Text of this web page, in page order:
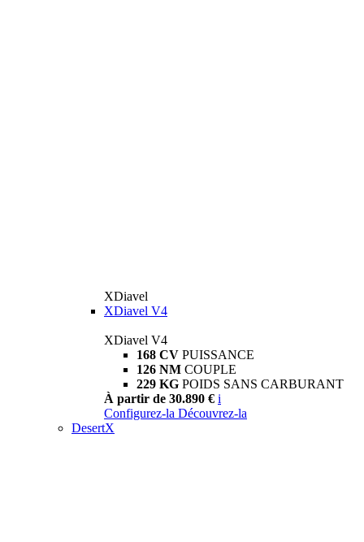
XDiavel
XDiavel V4
XDiavel V4
168 CV PUISSANCE
126 NM COUPLE
229 KG POIDS SANS CARBURANT
À partir de 30.890 € i
Configurez-la Découvrez-la
DesertX